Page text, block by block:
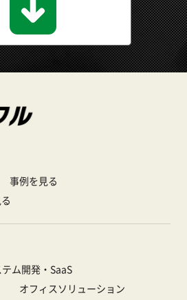
事例を見る
ム開発・SaaS
オフィスソリューション